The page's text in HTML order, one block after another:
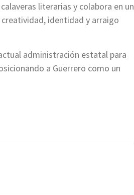
literarias y colabora en un
identidad y arraigo
administración estatal para
a Guerrero como un